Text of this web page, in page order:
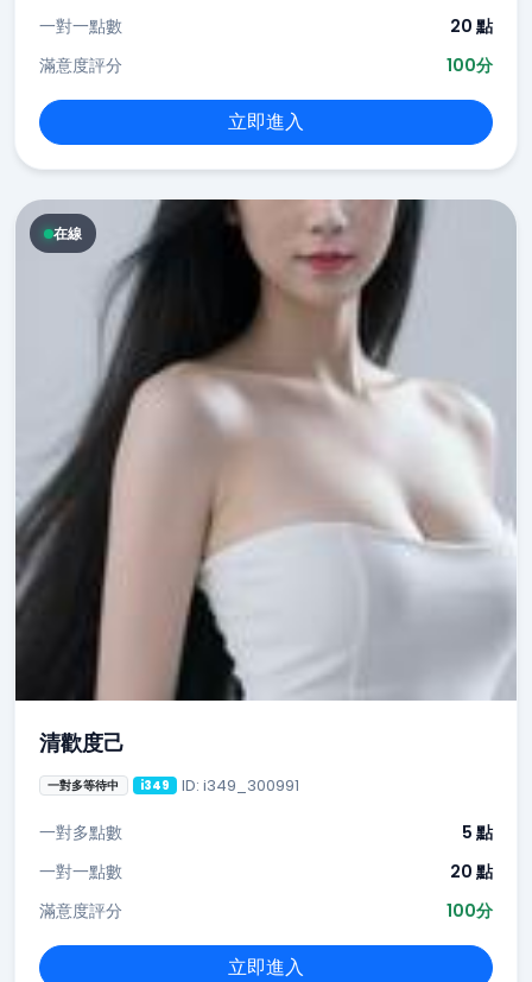
一對一點數
20 點
滿意度評分
100分
立即進入
在線
清歡度己
一對多等待中 i349 ID: i349_300991
一對多點數
5 點
一對一點數
20 點
滿意度評分
100分
立即進入